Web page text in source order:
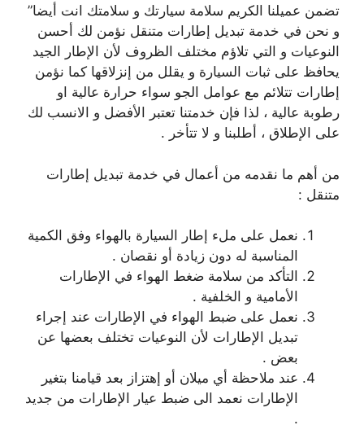
تضمن عميلنا الكريم سلامة سيارتك و سلامتك انت أيضا”
و نحن في خدمة تبديل إطارات متنقل نؤمن لك أحسن
النوعيات و التي تلاؤم مختلف الظروف لأن الإطار الجيد
يحافظ على ثبات السيارة و يقلل من إنزلاقها كما نؤمن
إطارات تتلائم مع عوامل الجو سواء حرارة عالية او
رطوبة عالية ، لذا فإن خدمتنا تعتبر الأفضل و الانسب لك
على الإطلاق ، أطلبنا و لا تتأخر .
من أهم ما نقدمه من أعمال في خدمة تبديل إطارات
متنقل :
نعمل على ملء إطار السيارة بالهواء وفق الكمية
المناسبة له دون زيادة أو نقصان .
التأكد من سلامة ضغط الهواء في الإطارات
الأمامية و الخلفية .
نعمل على ضبط الهواء في الإطارات عند إجراء
تبديل الإطارات لأن النوعيات تختلف بعضها عن
بعض .
عند ملاحظة أي ميلان أو إهتزاز بعد قيامنا بتغير
الإطارات نعمد الى ضبط عيار الإطارات من جديد
.